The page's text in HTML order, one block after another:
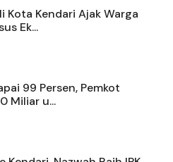
Kota Kendari Ajak Warga
Ek...
99 Persen, Pemkot
Miliar u...